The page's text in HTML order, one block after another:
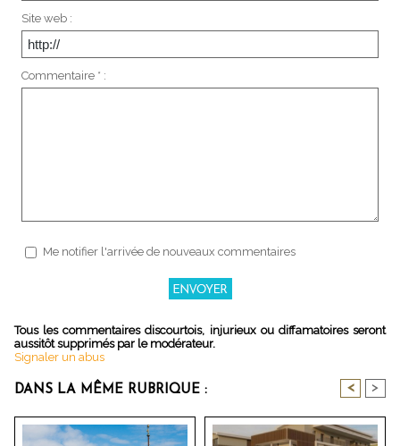
Site web :
Commentaire * :
Me notifier l'arrivée de nouveaux commentaires
Tous les commentaires discourtois, injurieux ou diffamatoires seront
aussitôt supprimés par le modérateur.
Signaler un abus
DANS LA MÊME RUBRIQUE : < >